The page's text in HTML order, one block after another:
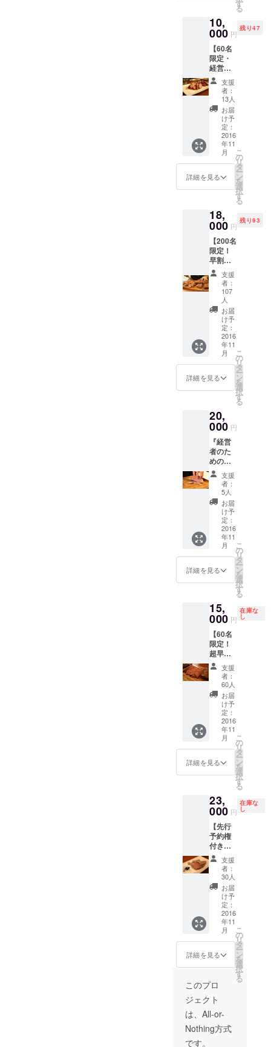
資金調
達や新
しいビ
ジネス
を展開
するた
めのノ
ウハウ
を、株
式会社
経営参
謀代表
新谷か
ら皆様
にお伝
えする
セミ
■『経営
者のた
めの
29ON』
会員の
方は無
料で受
けられ
るセミ
ナーと
なりま
す。 ■
経営者
や経営
者を目
指す方
セミ
ナーと
セミ
ナーは
新宿三
丁目の
店舗で
開催し
ます。
（セミ
ナーに
参加さ
れる方
にはお
店の場
所を個
別でご
し上げ
ます）
■日程は
者のた
めの
29ON』
OPEN
後(11月
末〜12
月末）
複数回
設定予
定で
す。日
時が確
定次第
ご連絡
いたし
どうし
てもセ
開催日
に予定
の合わ
ない方
に関し
ては個
別で日
程を設
けさせ
ていた
だきま
す。 ■
お店開
店前の
時間(19
時前)に
開催予
定で
す。
『経営
者の
29ON』
会員の
方や1回
来店権
をご購
す
る
10,
000 円
残り47
【60名
限定・
経営者
以外の
方も来
店可
能】
『経営
者のた
めの
29ON』
1回1名
来店権
■『経営
者のた
めの
にどな
たでも1
度ご来
店いた
だくこ
とがで
きま
す。
（CAM
PFIRE
限定で
の募集
です）
・リ
ターン1
個につ
き1名ま
でのご
（例；4
名でご
来店さ
れる場
合は4個
購入が
必要）
・お店
の住所
や予約
は個別
でメー
ル対応
致しま
す。 ・
19:00~
21:00の
完全1部
業とな
りま
す。
（開始
時刻を
過ぎて
からの
入店も
可能で
すが終
了の時
刻は変
更でき
ませ
ん。）
店権に
は以下
が全て
含まれ
ていま
す。 ・
低温調
理のお
肉を
使った
低糖質
の肉
コース
(6000
円)+飲
み放題
(4000
■21:00
以降は
り『参
謀
BAR』
として
営業致
しま
支援
者：
13人
お届
け予
定：
2016
年11
月
詳細を見る
こ
の
リ
タ
ー
ン
を
選
択
す
る
18,
000 円
残り93
【200名
限定！
早割価
格】
『経営
者のた
めの
29ON』
永年会
員権 ■
年会費
のかか
らない
『経営
者のた
29ON』
員権は
CAMPF
IRE限
定！
（CAM
PFIRE
以外で
会員に
なった
通常会
員様は
年会費
がかか
りま
す） ・
この会
員権を
むグ
ループ
のみご
来店す
ること
ができ
ます。
（1グ
ループ
12名様
までご
予約い
ただけ
ます）
・お店
からの
完全予
員制に
なりま
す。
（お店
の住所
や予約
フォー
ムは非
公開の
ため会
員にな
られた
お客様
にメー
ルで個
付致し
ます。
は
19:00~
21:30の
完全1部
制の営
業とな
支援
者：
107
人
お届
け予
定：
2016
年11
月
詳細を見る
こ
の
リ
タ
ー
ン
を
選
択
す
る
20,
000 円
『経営
者のた
めの
29ON』
永年会
員権 ■
年会費
のかか
らない
『経営
者のた
めの
29ON』
永年会
員権は
CAMPF
定！
（CAM
PFIRE
以外で
会員に
なった
通常会
員様は
年会費
20000
円がか
かりま
す） ・
この会
員権を
ご購入
頂いた
のみご
来店す
ること
ができ
ます。
（1グ
ループ
12名様
までご
予約い
ただけ
ます）
・お店
はWeb
からの
完全予
約制・
なりま
（お店
の住所
や予約
フォー
支援
者：
5人
お届
け予
定：
2016
年11
月
詳細を見る
こ
の
リ
タ
ー
ン
を
選
択
す
る
15,
000 円
在庫な
し
【60名
限定！
超早割
価格】
『経営
者のた
めの
29ON』
永年会
員権 ■
年会費
のかか
らない
『経営
者のた
めの
永年会
員権は
CAMPF
IRE限
定！
（CAM
PFIRE
以外で
会員に
なった
通常会
員様は
年会費
20000
円がか
かりま
す） ・
ご購入
頂いた
方を含
むグ
ループ
のみご
支援
者：
60人
お届
け予
定：
2016
年11
月
詳細を見る
こ
の
リ
タ
ー
ン
を
選
択
す
る
23,
000 円
在庫な
し
【先行
予約権
付き】
『経営
者のた
めの
29ON』
永年会
員権 ■
年会費
のかか
らない
『経営
者のた
めの
29ON』
永年会
員権は
CAMPF
IRE限
定！
（CAM
支援
者：
30人
お届
け予
定：
2016
年11
月
詳細を見る
こ
の
リ
タ
ー
ン
を
選
択
す
る
このプロ
ジェクト
は、All-or-
Nothing方式
です。